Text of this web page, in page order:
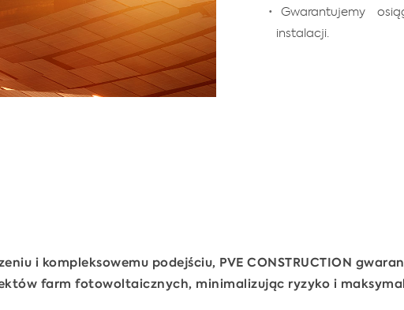
Gwarantujemy
instalacji.
i kompleksowemu podejściu, PVE CONSTRUCTION
farm fotowoltaicznych, minimalizując ryzyko i